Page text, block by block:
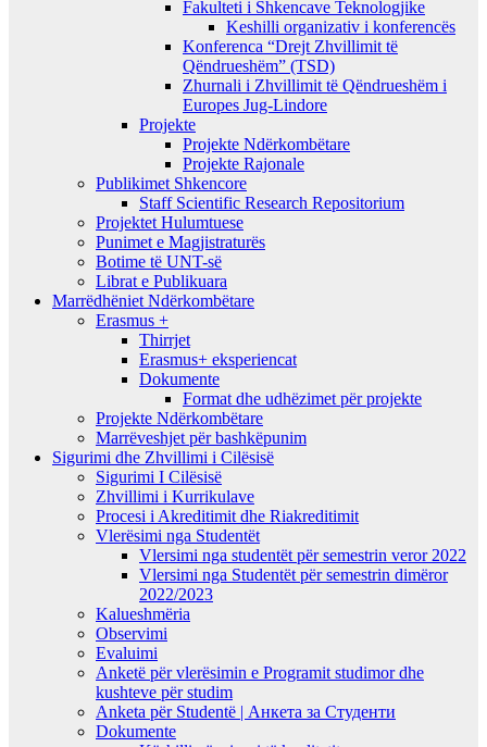
Fakulteti i Shkencave Teknologjike
Keshilli organizativ i konferencës
Konferenca “Drejt Zhvillimit të
Qëndrueshëm” (TSD)
Zhurnali i Zhvillimit të Qëndrueshëm i
Europes Jug-Lindore
Projekte
Projekte Ndërkombëtare
Projekte Rajonale
Publikimet Shkencore
Staff Scientific Research Repositorium
Projektet Hulumtuese
Punimet e Magjistraturës
Botime të UNT-së
Librat e Publikuara
Marrëdhëniet Ndërkombëtare
Erasmus +
Thirrjet
Erasmus+ eksperiencat
Dokumente
Format dhe udhëzimet për projekte
Projekte Ndërkombëtare
Marrëveshjet për bashkëpunim
Sigurimi dhe Zhvillimi i Cilësisë
Sigurimi I Cilësisë
Zhvillimi i Kurrikulave
Procesi i Akreditimit dhe Riakreditimit
Vlerësimi nga Studentët
Vlersimi nga studentët për semestrin veror 2022
Vlersimi nga Studentët për semestrin dimëror
2022/2023
Kalueshmëria
Observimi
Evaluimi
Anketë për vlerësimin e Programit studimor dhe
kushteve për studim
Anketa për Studentë | Анкета за Студенти
Dokumente